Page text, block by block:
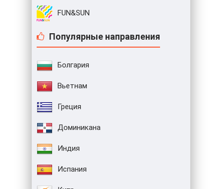
FUN&SUN
Популярные направления
Болгария
Вьетнам
Греция
Доминикана
Индия
Испания